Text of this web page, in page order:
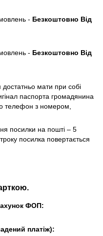
- Безкоштовно Від
- Безкоштовно Від
мати при собі
паспорта громадянина
телефон з номером,
посилки на пошті – 5
посилка повертається
ФОП:
платіж):